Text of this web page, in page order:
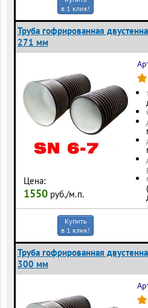
в 1 клик!
Труба гофрированная
271 мм
Цена:
1550 руб./м.п.
Купить
в 1 клик!
Труба гофрированная
300 мм